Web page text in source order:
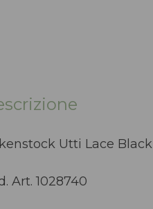
Utti Lace
Art. 1028740